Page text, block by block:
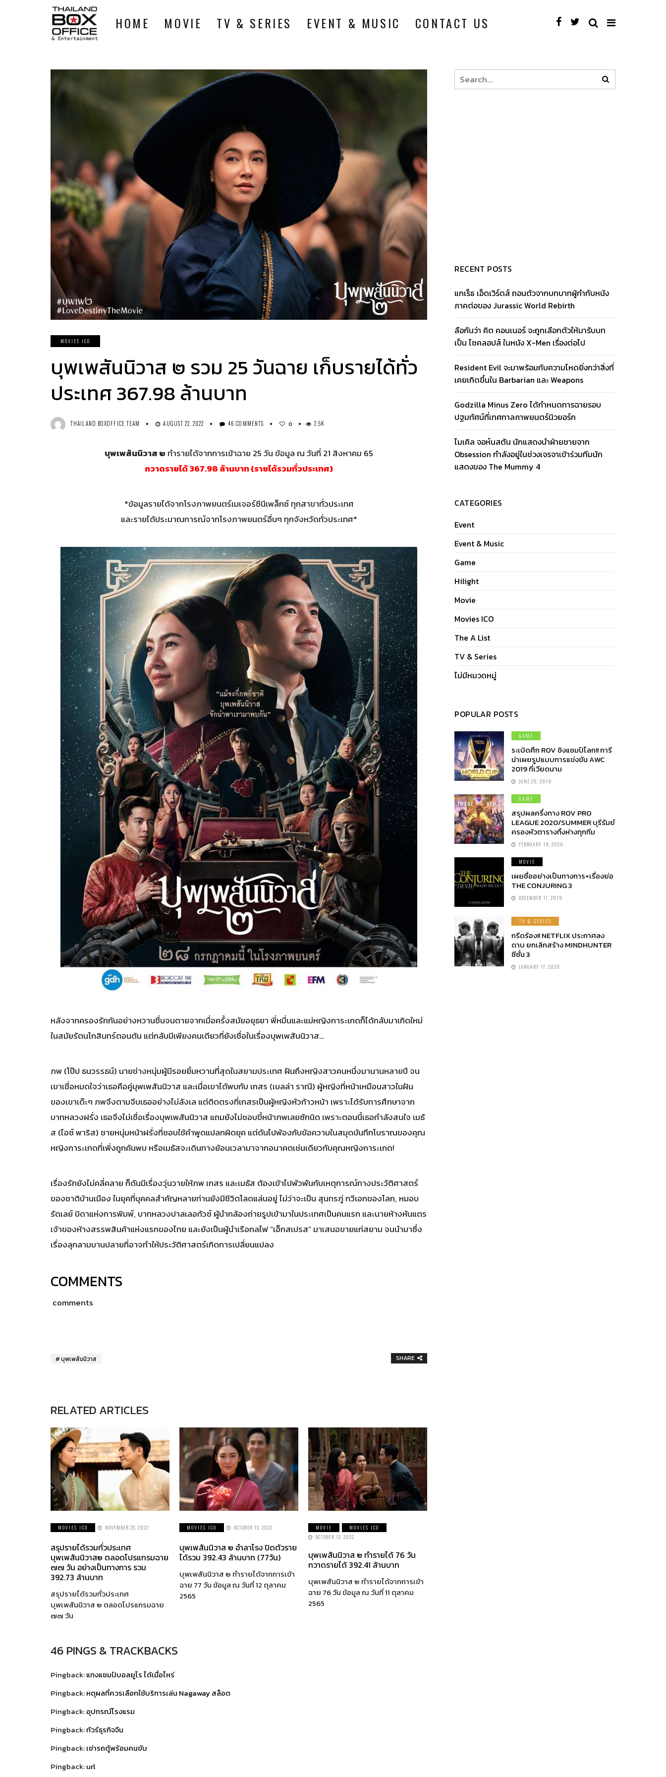
HOME MOVIE TV & SERIES EVENT & MUSIC CONTACT US
MOVIES ICO
บุพเพสันนิวาส ๒ รวม 25 วันฉาย เก็บรายได้ทั่ว
ประเทศ 367.98 ล้านบาท
THAILAND BOXOFFICE TEAM AUGUST 22, 2022 46 COMMENTS 0 2.5K
บุพเพสันนิวาส ๒ ทำรายได้จากการเข้าฉาย 25 วัน ข้อมูล ณ วันที่ 21 สิงหาคม 65
กวาดรายได้ 367.98 ล้านบาท (รายได้รวมทั่วประเทศ)
*ข้อมูลรายได้จากโรงภาพยนตร์เมเจอร์ซีนีเพล็กซ์ ทุกสาขาทั่วประเทศ
และรายได้ประมาณการณ์จากโรงภาพยนตร์อื่นๆ ทุกจังหวัดทั่วประเทศ*
หลังจากครองรักกันอย่างหวานชื่นจนตายจากเมื่อครั้งสมัยอยุธยา พี่หมื่นและแม่หญิงการะเกดก็ได้กลับมาเกิดใหม่
ในสมัยรัตนโกสินทร์ตอนต้น แต่กลับมีเพียงคนเดียวที่ยังเชื่อในเรื่องบุพเพสันนิวาส…
ภพ (โป๊ป ธนวรรธน์) นายช่างหนุ่มผู้มีรอยยิ้มหวานที่สุดในสยามประเทศ ฝันถึงหญิงสาวคนหนึ่งมานานหลายปี จน
เขาเชื่อหมดใจว่าเธอคือคู่บุพเพสันนิวาส และเมื่อเขาได้พบกับ เกสร (เบลล่า ราณี) ผู้หญิงที่หน้าเหมือนสาวในฝัน
ของเขาเด๊ะๆ ภพจึงตามจีบเธออย่างไม่ลังเล แต่ติดตรงที่เกสรเป็นผู้หญิงหัวก้าวหน้า เพราะได้รับการศึกษาจาก
บาทหลวงฝรั่ง เธอจึงไม่เชื่อเรื่องบุพเพสันนิวาส แถมยังไม่ชอบขี้หน้าภพเลยซักนิด เพราะตอนนี้เธอกำลังสนใจ เมธั
ส (ไอซ์ พาริส) ชายหนุ่มหน้าฝรั่งที่ชอบใช้คำพูดแปลกผิดยุค แต่ดันไปพ้องกับข้อความในสมุดบันทึกโบราณของคุณ
หญิงการะเกดที่เพิ่งถูกค้นพบ หรือเมธัสจะเดินทางย้อนเวลามาจากอนาคตเช่นเดียวกับคุณหญิงการะเกด!
เรื่องรักยังไม่คลี่คลาย ก็ดันมีเรื่องวุ่นวายให้ภพ เกสร และเมธัส ต้องเข้าไปพัวพันกับเหตุการณ์ทางประวัติศาสตร์
ของชาติบ้านเมือง ในยุคที่บุคคลสำคัญหลายท่านยังมีชีวิตโลดแล่นอยู่ ไม่ว่าจะเป็น สุนทรภู่ กวีเอกของโลก, หมอบ
รัดเลย์ บิดาแห่งการพิมพ์, บาทหลวงปาลเลอกัวซ์ ผู้นำกล้องถ่ายรูปเข้ามาในประเทศเป็นคนแรก และนายห้างหันแตร
เจ้าของห้างสรรพสินค้าแห่งแรกของไทย และยังเป็นผู้นำเรือกลไฟ “เอ็กสเปรส” มาเสนอขายแก่สยาม จนนำมาซึ่ง
เรื่องลุกลามบานปลายที่อาจทำให้ประวัติศาสตร์เกิดการเปลี่ยนแปลง
COMMENTS
comments
บุพเพสันนิวาส SHARE
RELATED ARTICLES
MOVIES ICO NOVEMBER 25, 2022
สรุปรายได้รวมทั่วประเทศ
บุพเพสันนิวาส๒ ตลอดโปรแกรมฉาย
๗๗ วัน อย่างเป็นทางการ รวม
392.73 ล้านบาท
สรุปรายได้รวมทั่วประเทศ
บุพเพสันนิวาส ๒ ตลอดโปรแกรมฉาย
๗๗ วัน
MOVIES ICO OCTOBER 13, 2022
บุพเพสันนิวาส ๒ อำลาโรง ปิดตัวราย
ได้รวม 392.43 ล้านบาท (77วัน)
บุพเพสันนิวาส ๒ ทำรายได้จากการเข้า
ฉาย 77 วัน ข้อมูล ณ วันที่ 12 ตุลาคม
2565
MOVIE
MOVIES ICO
OCTOBER 12, 2022
บุพเพสันนิวาส ๒ ทำรายได้ 76 วัน
กวาดรายได้ 392.41 ล้านบาท
บุพเพสันนิวาส ๒ ทำรายได้จากการเข้า
ฉาย 76 วัน ข้อมูล ณ วันที่ 11 ตุลาคม
2565
46 PINGS & TRACKBACKS
Pingback:แทงแชมป์บอลยูโร ได้เมื่อไหร่
Pingback:หตุผลที่ควรเลือกใช้บริการเล่น Nagaway สล็อต
Pingback:อุปกรณ์โรงแรม
Pingback:ทัวร์ธุรกิจจีน
Pingback:เช่ารถตู้พร้อมคนขับ
Pingback:url
RECENT POSTS
แกเร็ธ เอ็ดเวิร์ดส์ ถอนตัวจากบทบาทผู้กำกับหนัง
ภาคต่อของ Jurassic World Rebirth
ลือกันว่า คิต คอนเนอร์ จะถูกเลือกตัวให้มารับบท
เป็น ไซคลอปส์ ในหนัง X-Men เรื่องต่อไป
Resident Evil จะมาพร้อมกับความโหดยิ่งกว่าสิ่งที่
เคยเกิดขึ้นใน Barbarian และ Weapons
Godzilla Minus Zero ได้กำหนดการฉายรอบ
ปฐมทัศน์ที่เทศกาลภาพยนตร์นิวยอร์ก
ไมเคิล จอห์นสตัน นักแสดงนำฝ่ายชายจาก
Obsession กำลังอยู่ในช่วงเจรจาเข้าร่วมทีมนัก
แสดงของ The Mummy 4
CATEGORIES
Event
Event & Music
Game
Hilight
Movie
Movies ICO
The A List
TV & Series
ไม่มีหมวดหมู่
POPULAR POSTS
GAME
ระเบิดศึก ROV ชิงแชมป์โลก!! การี
น่าเผยรูปแบบการแข่งขัน AWC
2019 ที่เวียดนาม
JUNE 26, 2019
GAME
สรุปผลครึ่งทาง ROV PRO
LEAGUE 2020/SUMMER บุรีรัมย์
ครองหัวตารางทิ้งห่างทุกทีม
FEBRUARY 19, 2020
MOVIE
เผยชื่ออย่างเป็นทางการ+เรื่องย่อ
THE CONJURING 3
DECEMBER 17, 2019
TV & SERIES
กรีดร้อง!! NETFLIX ประกาศลง
ดาบ ยกเลิกสร้าง MINDHUNTER
ซีซั่น 3
JANUARY 17, 2020